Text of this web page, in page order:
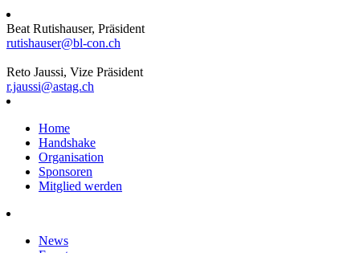
Beat Rutishauser, Präsident
rutishauser@bl-con.ch
Reto Jaussi, Vize Präsident
r.jaussi@astag.ch
Home
Handshake
Organisation
Sponsoren
Mitglied werden
News